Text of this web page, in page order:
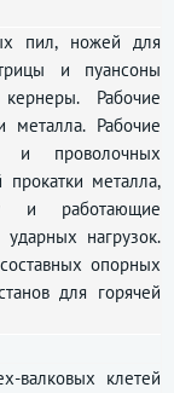
пил, ножей для
и пуансоны
Рабочие
Рабочие
и проволочных
металла,
и работающие
нагрузок.
опорных
для горячей
валковых клетей